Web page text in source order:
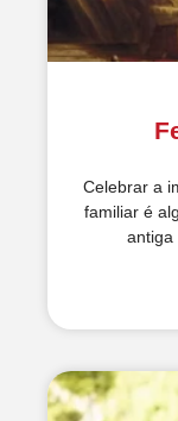
Celebrar a
familiar é
antiga